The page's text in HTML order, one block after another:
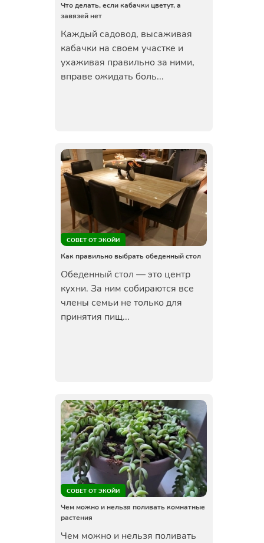
Что делать, если кабачки цветут, а
завязей нет
Каждый садовод, высаживая
кабачки на своем участке и
ухаживая правильно за ними,
вправе ожидать боль...
СОВЕТ ОТ ЭКОЙИ
Как правильно выбрать обеденный стол
Обеденный стол — это центр
кухни. За ним собираются все
члены семьи не только для
принятия пищ...
СОВЕТ ОТ ЭКОЙИ
Чем можно и нельзя поливать комнатные
растения
Чем можно и нельзя поливать